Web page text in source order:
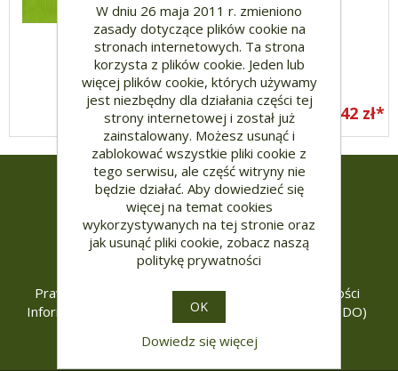
Oprawa:
Wydawnictwo: Redakcja
Wydawnictw Wydziału
Teologicznego UO
23,42 zł*
Informacje
Polityka prywatności
Regulamin
Koszty i sposoby dostawy, nr konta
Prawo do odstąpienia od umowy
Sposoby płatności
Informacja o przetwarzaniu danych osobowych (RODO)
*brutto + koszty dostawy
W dniu 26 maja 2011 r. zmieniono
zasady dotyczące plików cookie na
stronach internetowych. Ta strona
korzysta z plików cookie. Jeden lub
więcej plików cookie, których używamy
jest niezbędny dla działania części tej
strony internetowej i został już
zainstalowany. Możesz usunąć i
zablokować wszystkie pliki cookie z
tego serwisu, ale część witryny nie
będzie działać. Aby dowiedzieć się
więcej na temat cookies
wykorzystywanych na tej stronie oraz
jak usunąć pliki cookie, zobacz naszą
politykę prywatności
OK
Dowiedz się więcej